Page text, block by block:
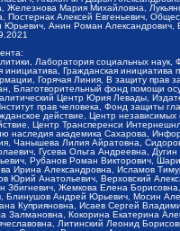
Мария Михайловна,
Алексей Евгеньевич,
Анин Роман Александрович,
Лаборатория социальных
Гражданская инициатива
Горячая Линия, В защиту
Благотворительный фонд помощи
Центр Юрия Левады,
прав человека, Фонд защиты
действие, Центр
Центр Трансперенси
наследия академика Сахарова,
Чанышева Лилия Айратовна,
Гусева Ольга Андреевна,
Рубанов Роман Викторович,
Ирина Александровна, Исламов
Анатольевич, Верховский
Збигневич, Жемкова Елена
Андрей Юрьевич, Мосин
Куприяновна, Исаев Сергей
Кокорина Екатерина
Литинский Леонид